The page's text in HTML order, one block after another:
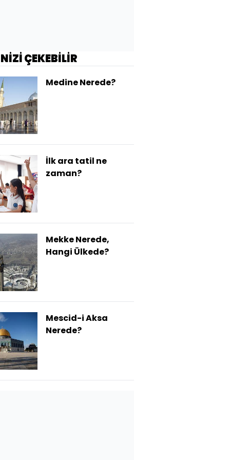
ÇEKEBİLİR
Medine Nerede?
İlk ara tatil ne
zaman?
Mekke Nerede,
Hangi Ülkede?
Mescid-i Aksa
Nerede?